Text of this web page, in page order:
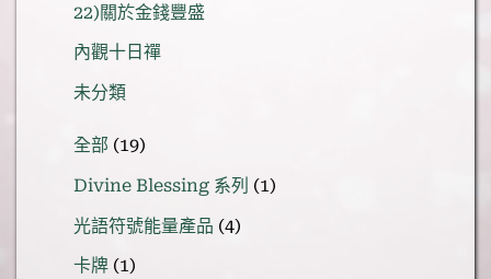
22)關於金錢豐盛
內觀十日禪
未分類
全部 1919
產
品
Divine Blessing 系列 11
光語符號能量產品 44
卡牌 11